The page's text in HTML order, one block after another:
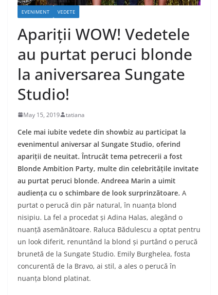
EVENIMENT VEDETE
Apariții WOW! Vedetele
au purtat peruci blonde
la aniversarea Sungate
Studio!
May 15, 2019 tatiana
Cele mai iubite vedete din showbiz au participat la
evenimentul aniversar al Sungate Studio, oferind
apariții de neuitat. Întrucât tema petrecerii a fost
Blonde Ambition Party, multe din celebritățile invitate
au purtat peruci blonde. Andreea Marin a uimit
audiența cu o schimbare de look surprinzătoare. A
purtat o perucă din păr natural, în nuanța blond
nisipiu. La fel a procedat și Adina Halas, alegând o
nuanță asemănătoare. Raluca Bădulescu a optat pentru
un look diferit, renuntând la blond și purtând o perucă
brunetă de la Sungate Studio. Emily Burghelea, fosta
concurentă de la Bravo, ai stil, a ales o perucă în
nuanța blond platinat.